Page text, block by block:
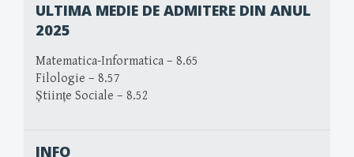
ULTIMA MEDIE DE ADMITERE DIN ANUL
2025
Matematica-Informatica – 8.65
Filologie – 8.57
Științe Sociale – 8.52
INFO